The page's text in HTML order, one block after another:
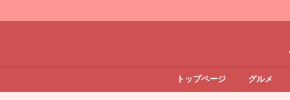
トップページ グルメ